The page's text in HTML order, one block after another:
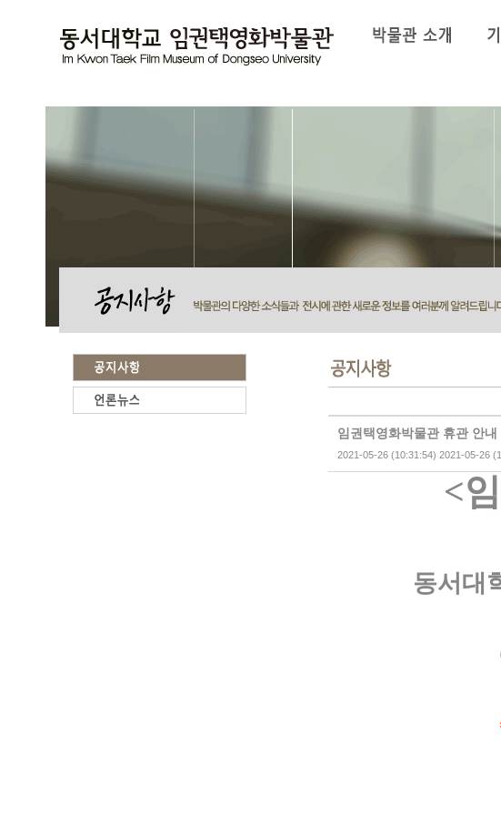
임권택영화박물관 휴관 안내
2021-05-26 (10:31:54) 2021-05-26
<
동서대